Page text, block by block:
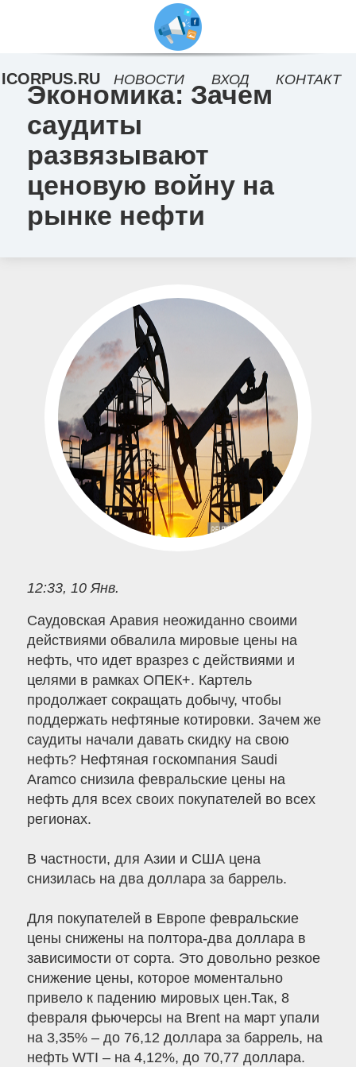
Экономика: Зачем
саудиты
развязывают
ценовую войну на
рынке нефти
12:33, 10 Янв.
Саудовская Аравия неожиданно своими
действиями обвалила мировые цены на
нефть, что идет вразрез с действиями и
целями в рамках ОПЕК+. Картель
продолжает сокращать добычу, чтобы
поддержать нефтяные котировки. Зачем же
саудиты начали давать скидку на свою
нефть? Нефтяная госкомпания Saudi
Aramco снизила февральские цены на
нефть для всех своих покупателей во всех
регионах.
В частности, для Азии и США цена
снизилась на два доллара за баррель.
Для покупателей в Европе февральские
цены снижены на полтора-два доллара в
зависимости от сорта. Это довольно резкое
снижение цены, которое моментально
привело к падению мировых цен.Так, 8
февраля фьючерсы на Brent на март упали
на 3,35% – до 76,12 доллара за баррель, на
нефть WTI – на 4,12%, до 70,77 доллара.
ICORPUS.RU НОВОСТИ ВХОД КОНТАКТ